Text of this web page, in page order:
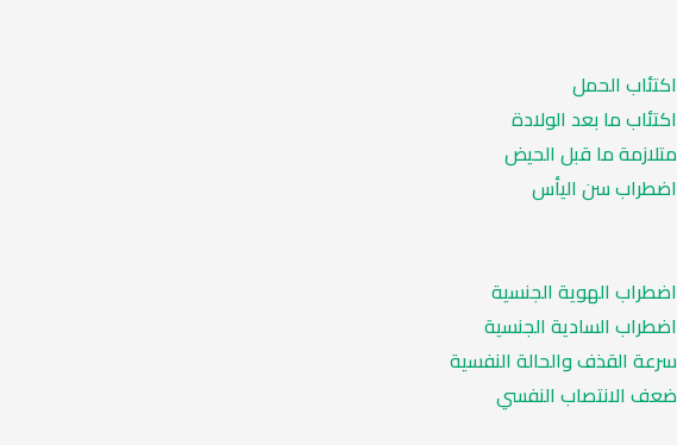
اكتئاب الحمل
اكتئاب ما بعد الولادة
متلازمة ما قبل الحيض
اضطراب سن اليأس
اضطراب الهوية الجنسية
اضطراب السادية الجنسية
سرعة القذف والحالة النفسية
ضعف الانتصاب النفسي